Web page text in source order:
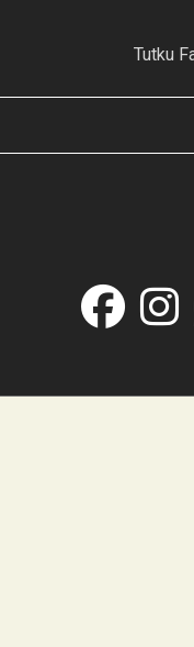
Tutku